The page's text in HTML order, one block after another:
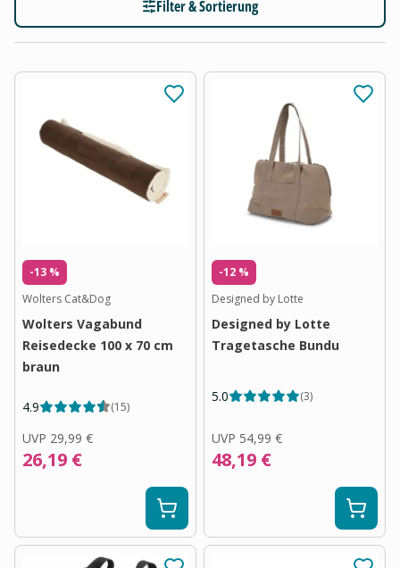
Filter & Sortierung
-13 %
Wolters Cat&Dog
Wolters Vagabund
Reisedecke 100 x 70 cm
braun
4.9 (15)
UVP 29,99 €
26,19 €
-12 %
Designed by Lotte
Designed by Lotte
Tragetasche Bundu
5.0 (3)
UVP 54,99 €
48,19 €